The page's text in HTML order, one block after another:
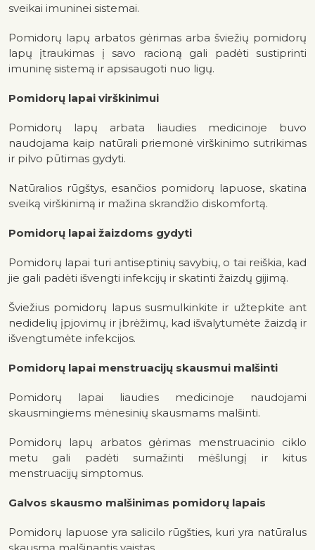
sveikai imuninei sistemai.
Pomidorų lapų arbatos gėrimas arba šviežių pomidorų
lapų įtraukimas į savo racioną gali padėti sustiprinti
imuninę sistemą ir apsisaugoti nuo ligų.
Pomidorų lapai virškinimui
Pomidorų lapų arbata liaudies medicinoje buvo
naudojama kaip natūrali priemonė virškinimo sutrikimas
ir pilvo pūtimas gydyti.
Natūralios rūgštys, esančios pomidorų lapuose, skatina
sveiką virškinimą ir mažina skrandžio diskomfortą.
Pomidorų lapai žaizdoms gydyti
Pomidorų lapai turi antiseptinių savybių, o tai reiškia, kad
jie gali padėti išvengti infekcijų ir skatinti žaizdų gijimą.
Šviežius pomidorų lapus susmulkinkite ir užtepkite ant
nedidelių įpjovimų ir įbrėžimų, kad išvalytumėte žaizdą ir
išvengtumėte infekcijos.
Pomidorų lapai menstruacijų skausmui malšinti
Pomidorų lapai liaudies medicinoje naudojami
skausmingiems mėnesinių skausmams malšinti.
Pomidorų lapų arbatos gėrimas menstruacinio ciklo
metu gali padėti sumažinti mėšlungį ir kitus
menstruacijų simptomus.
Galvos skausmo malšinimas pomidorų lapais
Pomidorų lapuose yra salicilo rūgšties, kuri yra natūralus